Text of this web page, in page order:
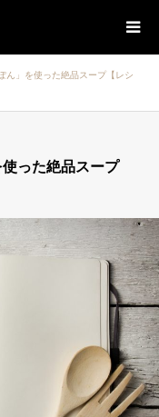
ん」を使った絶品スープ【レシ
った絶品スープ